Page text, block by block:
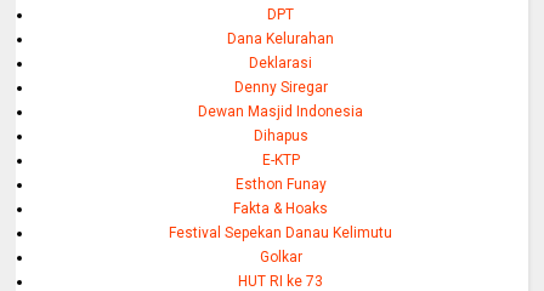
DPT
Dana Kelurahan
Deklarasi
Denny Siregar
Dewan Masjid Indonesia
Dihapus
E-KTP
Esthon Funay
Fakta & Hoaks
Festival Sepekan Danau Kelimutu
Golkar
HUT RI ke 73